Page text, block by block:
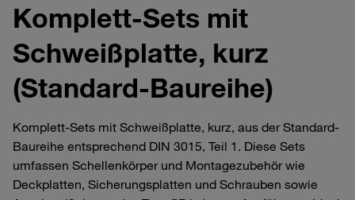
Komplett-Sets mit
Schweißplatte, kurz
(Standard-Baureihe)
Komplett-Sets mit Schweißplatte, kurz, aus der Standard-
Baureihe entsprechend DIN 3015, Teil 1. Diese Sets
umfassen Schellenkörper und Montagezubehör wie
Deckplatten, Sicherungsplatten und Schrauben sowie